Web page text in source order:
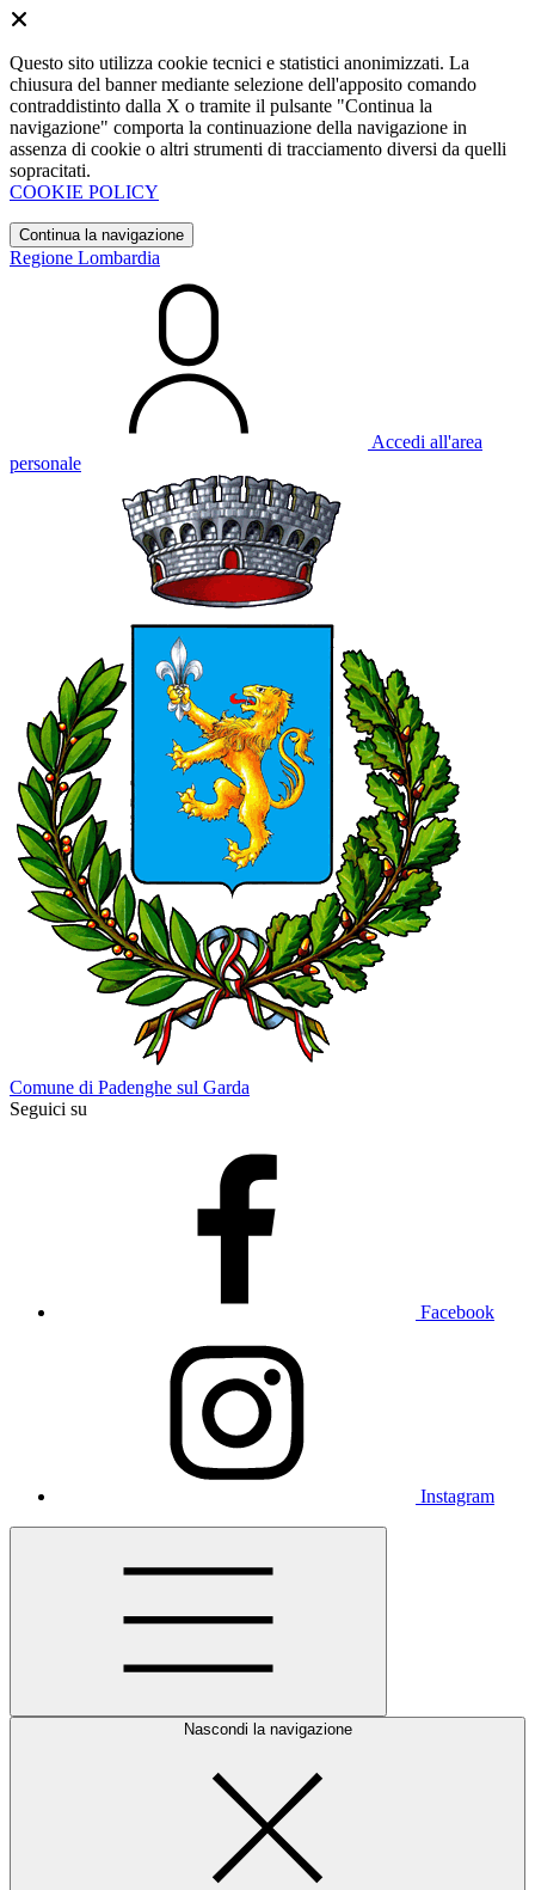
Questo sito utilizza cookie tecnici e statistici anonimizzati. La
chiusura del banner mediante selezione dell'apposito comando
contraddistinto dalla X o tramite il pulsante "Continua la
navigazione" comporta la continuazione della navigazione in
assenza di cookie o altri strumenti di tracciamento diversi da quelli
sopracitati.
COOKIE POLICY
Continua la navigazione
Regione Lombardia
Accedi all'area
personale
Comune di Padenghe sul Garda
Seguici su
Facebook
Instagram
Nascondi la navigazione